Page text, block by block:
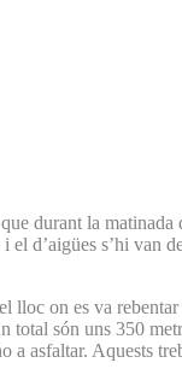
durant la matinada
d’aigües s’hi van
on es va rebentar
total són uns 350
asfaltar. Aquests